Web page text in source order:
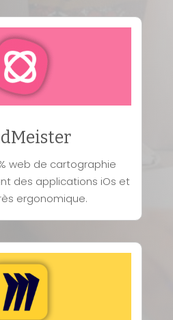
web de cartographie
des applications iOs et
ergonomique.